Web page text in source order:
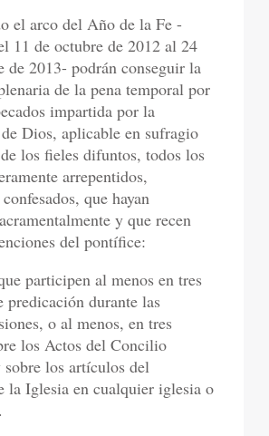
el arco del Año de la Fe -
11 de octubre de 2012 al 24
de 2013- podrán conseguir la
de la pena temporal por
impartida por la
Dios, aplicable en sufragio
los fieles difuntos, todos los
arrepentidos,
que hayan
y que recen
del pontífice:
participen al menos en tres
predicación durante las
o al menos, en tres
los Actos del Concilio
los artículos del
la Iglesia en cualquier iglesia o